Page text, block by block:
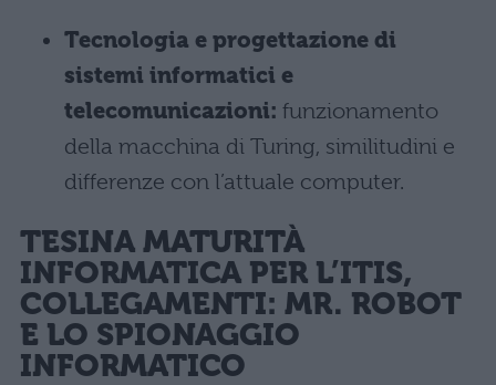
Tecnologia e progettazione di
sistemi informatici e
telecomunicazioni: funzionamento
della macchina di Turing, similitudini e
differenze con l’attuale computer.
TESINA MATURITÀ
INFORMATICA PER L’ITIS,
COLLEGAMENTI: MR. ROBOT
E LO SPIONAGGIO
INFORMATICO